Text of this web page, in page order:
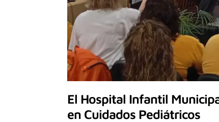
El Hospital Infantil
en Cuidados Pediátricos